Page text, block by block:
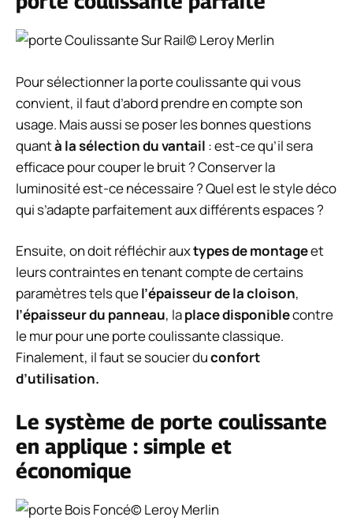
© Leroy Merlin
Pour sélectionner la porte coulissante qui vous
convient, il faut d’abord prendre en compte son
usage. Mais aussi se poser les bonnes questions
quantà la sélection du vantail : est-ce qu’il sera
efficace pour couper le bruit ? Conserver la
luminosité est-ce nécessaire ? Quel est le style déco
qui s’adapte parfaitement aux différents espaces ?
Ensuite, on doit réfléchir auxtypes de montageet
leurs contraintes en tenant compte de certains
paramètres tels quel’épaisseur de la cloison,
l’épaisseur du panneau, laplace disponiblecontre
le mur pour une porte coulissante classique.
Finalement, il faut se soucier duconfort
d’utilisation.
Le système de porte coulissante
en applique : simple et
économique
© Leroy Merlin